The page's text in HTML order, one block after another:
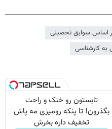
اساس سوابق تحصیلی
به کارشناسی
تابستون رو خنک و راحت
بگذرون! تا پنکه رومیزی مه پاش
تخفیف داره بخرش